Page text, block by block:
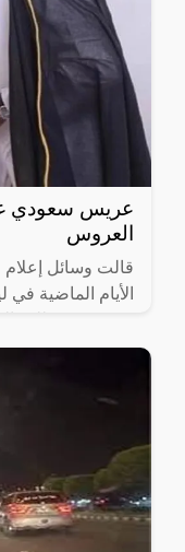
عريس سعودي
العروس
قالت وسائل
الأيام الماضية
متوقعة.وفي